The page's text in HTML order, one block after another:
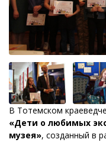
В Тотемском
«Дети о любимых
музея», созданный в